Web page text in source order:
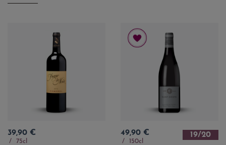
Prix
39,90 €
75cl
Prix
49,90 €
150cl
19/20